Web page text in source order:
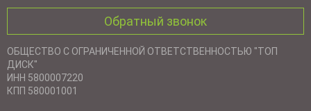
Обратный звонок
ОБЩЕСТВО С ОГРАНИЧЕННОЙ ОТВЕТСТВЕННОСТЬЮ "ТОП
ДИСК"
ИНН 5800007220
КПП 580001001